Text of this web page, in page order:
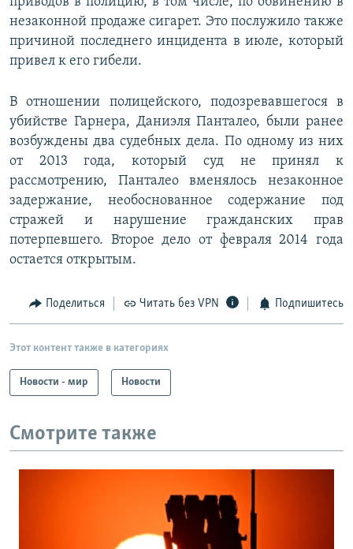
незаконной продаже сигарет. Это послужило также
причиной последнего инцидента в июле, который
привел к его гибели.
В отношении полицейского, подозревавшегося в
убийстве Гарнера, Даниэля Панталео, были ранее
возбуждены два судебных дела. По одному из них
от 2013 года, который суд не принял к
рассмотрению, Панталео вменялось незаконное
задержание, необоснованное содержание под
стражей и нарушение гражданских прав
потерпевшего. Второе дело от февраля 2014 года
остается открытым.
Поделиться Читать без VPN Подпишитесь
Этот контент также в категориях
Новости - мир Новости
Смотрите также